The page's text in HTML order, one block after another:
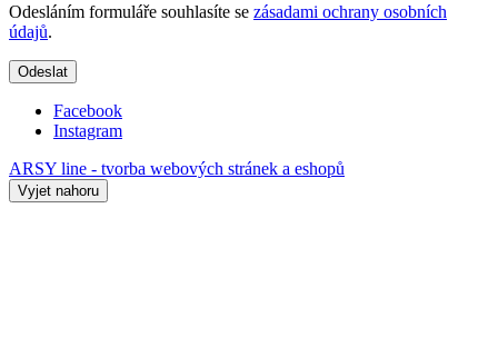
Odesláním formuláře souhlasíte se zásadami ochrany osobních
údajů.
Odeslat
Facebook
Instagram
ARSY line - tvorba webových stránek a eshopů
Vyjet nahoru